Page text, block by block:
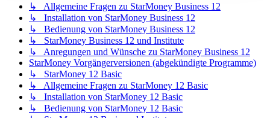
↳ Allgemeine Fragen zu StarMoney Business 12
↳ Installation von StarMoney Business 12
↳ Bedienung von StarMoney Business 12
↳ StarMoney Business 12 und Institute
↳ Anregungen und Wünsche zu StarMoney Business 12
StarMoney Vorgängerversionen (abgekündigte Programme)
↳ StarMoney 12 Basic
↳ Allgemeine Fragen zu StarMoney 12 Basic
↳ Installation von StarMoney 12 Basic
↳ Bedienung von StarMoney 12 Basic